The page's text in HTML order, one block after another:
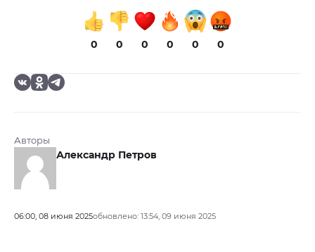
0 0 0 0 0 0
Авторы
Александр Петров
06:00, 08 июня 2025обновлено: 13:54, 09 июня 2025